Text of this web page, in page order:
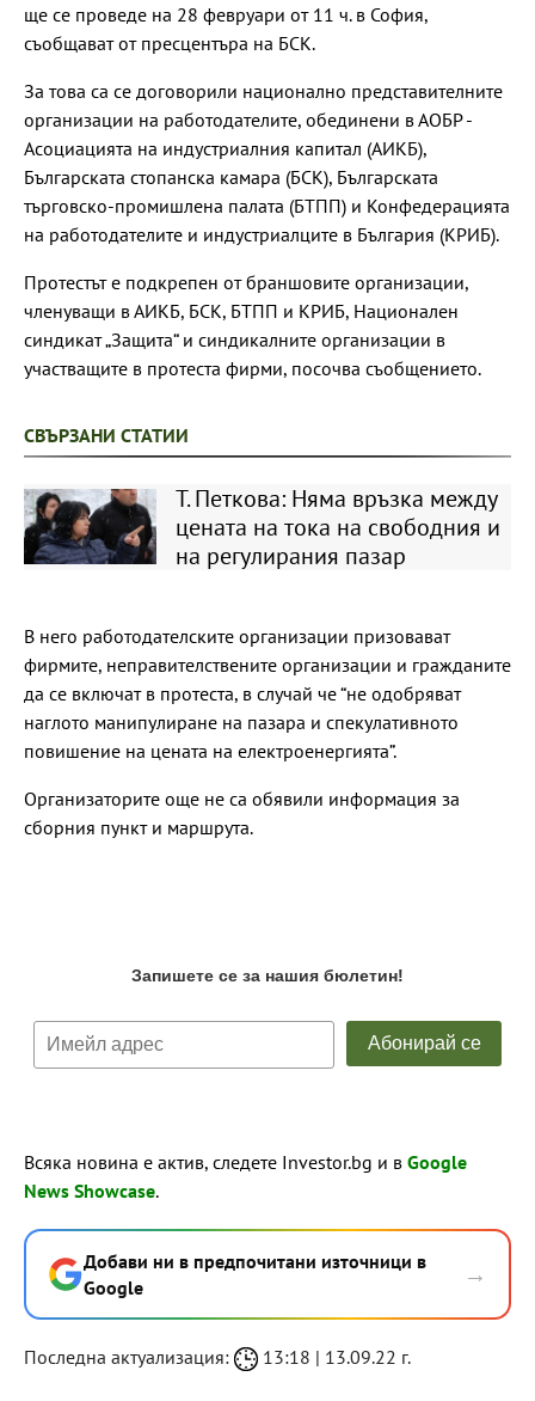
ще се проведе на 28 февруари от 11 ч. в София,
съобщават от пресцентъра на БСК.
За това са се договорили национално представителните
организации на работодателите, обединени в АОБР -
Асоциацията на индустриалния капитал (АИКБ),
Българската стопанска камара (БСК), Българската
търговско-промишлена палата (БТПП) и Конфедерацията
на работодателите и индустриалците в България (КРИБ).
Протестът е подкрепен от браншовите организации,
членуващи в АИКБ, БСК, БТПП и КРИБ, Национален
синдикат „Защита“ и синдикалните организации в
участващите в протеста фирми, посочва съобщението.
СВЪРЗАНИ СТАТИИ
Т. Петкова: Няма връзка между
цената на тока на свободния и
на регулирания пазар
В него работодателските организации призовават
фирмите, неправителствените организации и гражданите
да се включат в протеста, в случай че “не одобряват
наглото манипулиране на пазара и спекулативното
повишение на цената на електроенергията”.
Организаторите още не са обявили информация за
сборния пункт и маршрута.
Всяка новина е актив, следете Investor.bg и в Google
News Showcase.
Добави ни в предпочитани източници в
Google
→
Последна актуализация: 13:18 | 13.09.22 г.